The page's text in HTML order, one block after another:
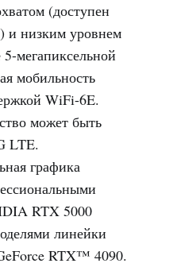
(доступен
и низким уровнем
мегапиксельной
мобильность
WiFi-6E.
может быть
LTE.
графика
RTX 5000
линейки
RTX™ 4090.